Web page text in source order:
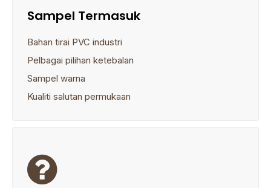
Sampel Termasuk
Bahan tirai PVC industri
Pelbagai pilihan ketebalan
Sampel warna
Kualiti salutan permukaan
